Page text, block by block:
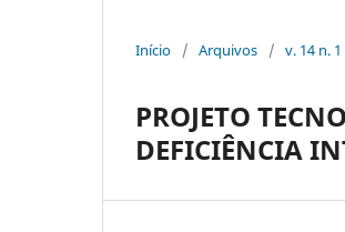
Início / Arquivos / v. 14 n.
PROJETO
DEFICIÊNCIA